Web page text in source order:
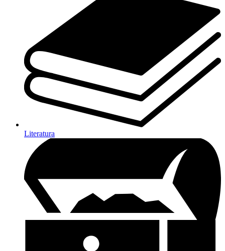
Literatura